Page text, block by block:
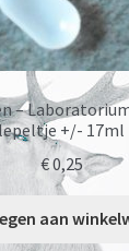
–
+/- 17ml
€0,25
aan